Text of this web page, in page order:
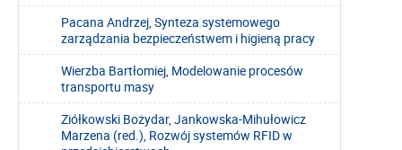
Pacana Andrzej, Synteza systemowego
zarządzania bezpieczeństwem i higieną pracy
Wierzba Bartłomiej, Modelowanie procesów
transportu masy
Ziółkowski Bożydar, Jankowska-Mihułowicz
Marzena (red.), Rozwój systemów RFID w